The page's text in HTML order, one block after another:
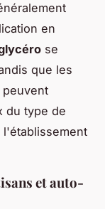
en
se
que les
du type de
et auto-